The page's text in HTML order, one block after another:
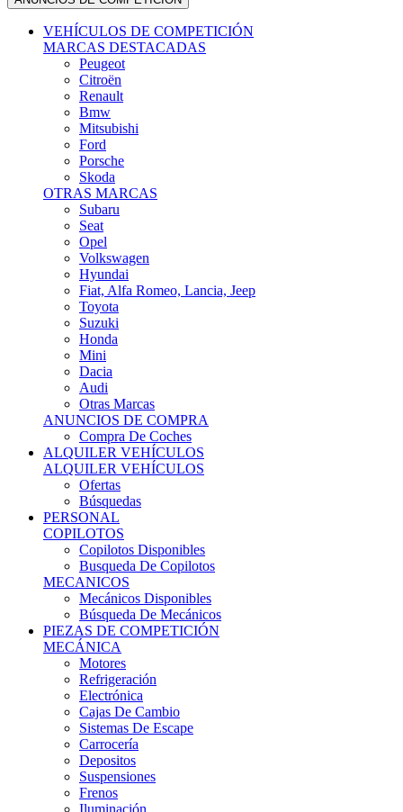
VEHÍCULOS DE COMPETICIÓN
MARCAS DESTACADAS
Peugeot
Citroën
Renault
Bmw
Mitsubishi
Ford
Porsche
Skoda
OTRAS MARCAS
Subaru
Seat
Opel
Volkswagen
Hyundai
Fiat, Alfa Romeo, Lancia, Jeep
Toyota
Suzuki
Honda
Mini
Dacia
Audi
Otras Marcas
ANUNCIOS DE COMPRA
Compra De Coches
ALQUILER VEHÍCULOS
ALQUILER VEHÍCULOS
Ofertas
Búsquedas
PERSONAL
COPILOTOS
Copilotos Disponibles
Busqueda De Copilotos
MECANICOS
Mecánicos Disponibles
Búsqueda De Mecánicos
PIEZAS DE COMPETICIÓN
MECÁNICA
Motores
Refrigeración
Electrónica
Cajas De Cambio
Sistemas De Escape
Carrocería
Depositos
Suspensiones
Frenos
Iluminación
Llantas